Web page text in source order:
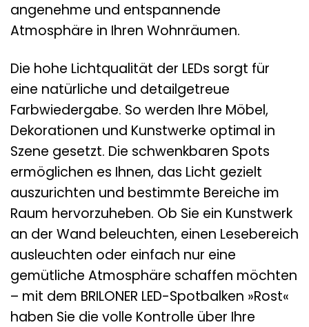
angenehme und entspannende
Atmosphäre in Ihren Wohnräumen.
Die hohe Lichtqualität der LEDs sorgt für
eine natürliche und detailgetreue
Farbwiedergabe. So werden Ihre Möbel,
Dekorationen und Kunstwerke optimal in
Szene gesetzt. Die schwenkbaren Spots
ermöglichen es Ihnen, das Licht gezielt
auszurichten und bestimmte Bereiche im
Raum hervorzuheben. Ob Sie ein Kunstwerk
an der Wand beleuchten, einen Lesebereich
ausleuchten oder einfach nur eine
gemütliche Atmosphäre schaffen möchten
– mit dem BRILONER LED-Spotbalken »Rost«
haben Sie die volle Kontrolle über Ihre